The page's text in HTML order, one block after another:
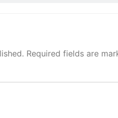
Required fields are